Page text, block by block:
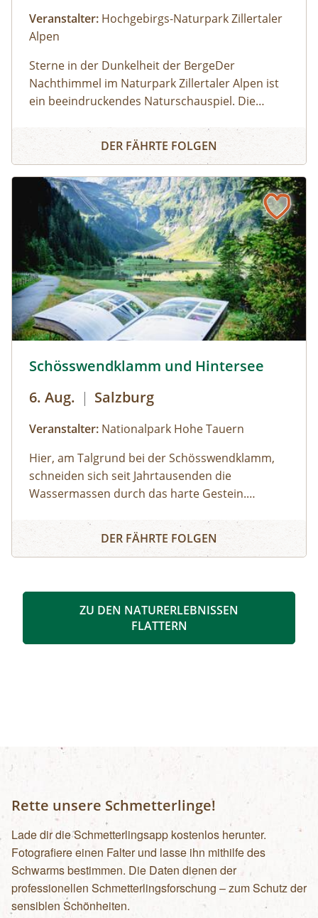
Veranstalter: Hochgebirgs-Naturpark Zillertaler
Alpen
Sterne in der Dunkelheit der BergeDer
Nachthimmel im Naturpark Zillertaler Alpen ist
ein beeindruckendes Naturschauspiel. Die
zu den Regionen, wo man den dunklen
Nachthimmel mit seinen leuchtenden Sternen
Taxi zum Melchboden auf 2.000 m Seehöhe.
Nach einer Einführung zum Kosmos und zur
Milchstraße beobachten wir mit einem Teleskop
die Sommer-Sternbilder. Unser Experte
beantwortet euch natürlich auch gerne Fragen
zum Nachthimmel, zur Nachtfotografi e oder zur
Tierwelt, die in der Nacht übrigens ziemlich aktiv
ist. Begleitet wird die Tour von einem
Naturparkführer, der auch ein passionierter
NACHTERLEBNIS TUXER ALPEN
DER FÄHRTE FOLGEN
Schösswendklamm und Hintersee
6. Aug. | Salzburg
Veranstalter: Nationalpark Hohe Tauern
Hier, am Talgrund bei der Schösswendklamm,
schneiden sich seit Jahrtausenden die
Wassermassen durch das harte Gestein.
Kolke und kleine Wasserfälle entstanden. Der
Klamm folgend geht es weiter bis zum Hintersee
mit Blick über den Talschluss mit seinen
Schösswendklamm und Hintersee
DER FÄHRTE FOLGEN
ZU DEN NATURERLEBNISSEN
FLATTERN
Rette unsere Schmetterlinge!
Lade dir die Schmetterlingsapp kostenlos herunter.
Fotografiere einen Falter und lasse ihn mithilfe des
Schwarms bestimmen. Die Daten dienen der
professionellen Schmetterlingsforschung – zum Schutz der
sensiblen Schönheiten.